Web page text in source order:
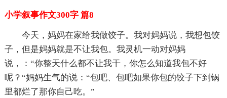
小学叙事作文300字 篇8
今天，妈妈在家给我做饺子。我对妈妈说，我想包饺
子，但是妈妈就是不让我包。我灵机一动对妈妈
说，：“你整天什么都不让我干，你怎么知道我包不好
呢？“妈妈生气的说：“包吧、包吧如果你包的饺子下到锅
里都烂了那你自己吃。”